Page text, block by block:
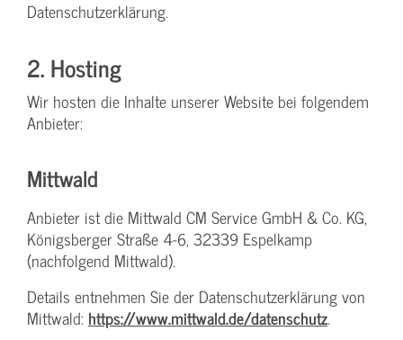
Datenschutzerklärung.
2. Hosting
Wir hosten die Inhalte unserer Website bei folgendem
Anbieter:
Mittwald
Anbieter ist die Mittwald CM Service GmbH & Co. KG,
Königsberger Straße 4-6, 32339 Espelkamp
(nachfolgend Mittwald).
Details entnehmen Sie der Datenschutzerklärung von
Mittwald: https://www.mittwald.de/datenschutz.